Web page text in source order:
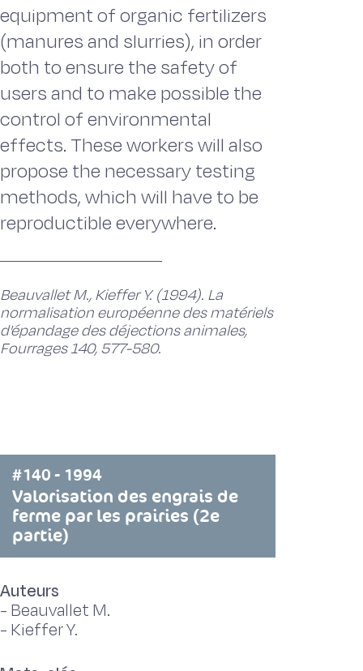
equipment of organic fertilizers
(manures and slurries), in order
both to ensure the safety of
users and to make possible the
control of environmental
effects. These workers will also
propose the necessary testing
methods, which will have to be
reproductible everywhere.
Beauvallet M., Kieffer Y. (1994). La
normalisation européenne des matériels
d'épandage des déjections animales,
Fourrages 140, 577-580.
#140 - 1994
Valorisation des engrais de
ferme par les prairies (2e
partie)
Auteurs
- Beauvallet M.
- Kieffer Y.